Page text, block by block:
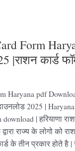
Form
कार्ड
Haryana pdf
डाउनलोड 2025 |
| हरियाणा
राज्य के लोगो को
के तीन प्रकार होते